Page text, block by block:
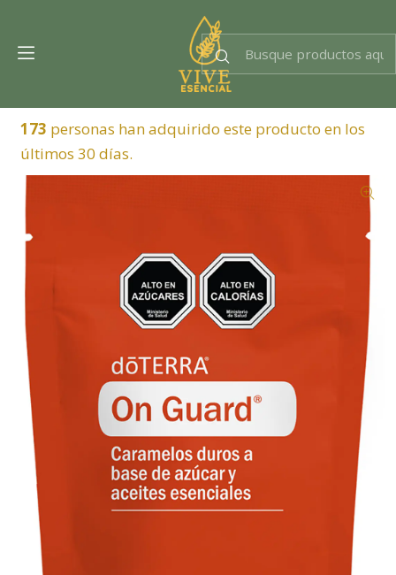
173 personas han adquirido este producto en los
últimos 30 días.
Dra. EsencIAl
Experta en bienestar